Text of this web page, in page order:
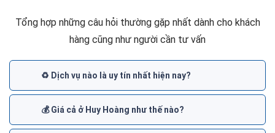
Tổng hợp những câu hỏi thường gặp nhất dành cho khách
hàng cũng như người cần tư vấn
♻️ Dịch vụ nào là uy tín nhất hiện nay?
💰 Giá cả ở Huy Hoàng như thế nào?